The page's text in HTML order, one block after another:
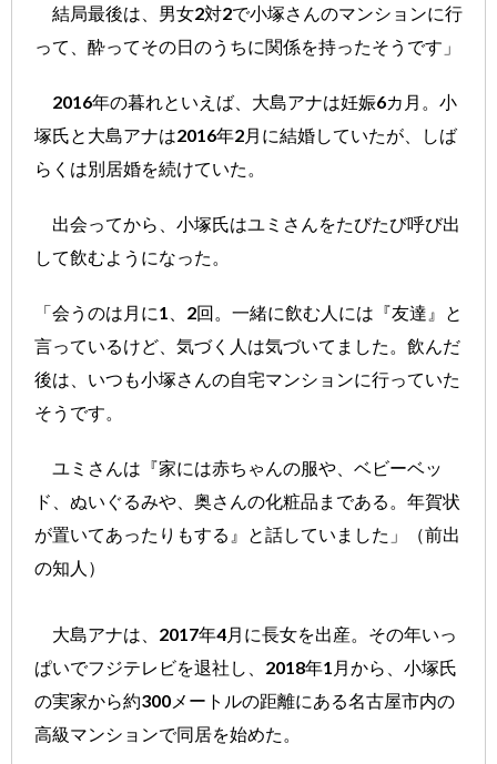
結局最後は、男女2対2で小塚さんのマンションに行
って、酔ってその日のうちに関係を持ったそうです」
2016年の暮れといえば、大島アナは妊娠6カ月。小
塚氏と大島アナは2016年2月に結婚していたが、しば
らくは別居婚を続けていた。
出会ってから、小塚氏はユミさんをたびたび呼び出
して飲むようになった。
「会うのは月に1、2回。一緒に飲む人には『友達』と
言っているけど、気づく人は気づいてました。飲んだ
後は、いつも小塚さんの自宅マンションに行っていた
そうです。
ユミさんは『家には赤ちゃんの服や、ベビーベッ
ド、ぬいぐるみや、奥さんの化粧品まである。年賀状
が置いてあったりもする』と話していました」（前出
の知人）
大島アナは、2017年4月に長女を出産。その年いっ
ぱいでフジテレビを退社し、2018年1月から、小塚氏
の実家から約300メートルの距離にある名古屋市内の
高級マンションで同居を始めた。